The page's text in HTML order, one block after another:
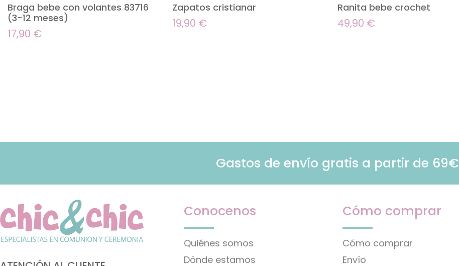
Braga bebe con volantes 83716
(3-12 meses)
17,90 €
Zapatos cristianar
19,90 €
Ranita bebe crochet
49,90 €
Gastos de envío gratis a partir de 69€
Conocenos
Quiénes somos
Dónde estamos
Cómo comprar
Cómo comprar
Envío